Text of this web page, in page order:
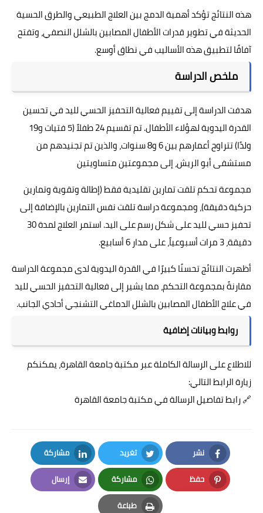
هذه النتائج تؤكد أهمية الدمج بين العلاج الطبيعي والطرق الحسية
الحديثة في تطوير قدرات الأطفال المصابين بالشلل النصفي، وتفتح
آفاقًا لتطبيق هذه الأساليب في نطاق أوسع.
ملخص الدراسة
هدفت الدراسة إلى تقييم فعالية التحفيز الحسي لليد في تحسين
القدرة اليدوية لهؤلاء الأطفال. تم تقسيم 24 طفلاً (5 فتيات و19
ولدًا) تتراوح أعمارهم بين 6 و8 سنوات، والذين تم تجنيدهم من
مستشفى أبو الريش، إلى مجموعتين متساويتين
مجموعة تحكم تلقت تمارين تقليدية فقط (إطالة وتقوية وتمارين
حركية دقيقة)، ومجموعة دراسة تلقت نفس التمارين بالإضافة إلى
تحفيز حسي لليد على شكل رسم على اليد. استمر العلاج لمدة 30
دقيقة، 3 مرات أسبوعياً، على مدار 6 أسابيع.
أظهرت النتائج تحسنًا كبيرًا في القدرة اليدوية لدى مجموعة الدراسة
مقارنةً بمجموعة التحكم، مما يشير إلى فعالية التحفيز الحسي لليد
في علاج الأطفال المصابين بالشلل الدماغي التشنجي أحادي الجانب.
روابط وبيانات إضافية
للاطلاع على الرسالة الكاملة عبر مكتبة جامعة القاهرة، يمكنكم
زيارة الرابط التالي:
🔗رابط تفاصيل الرسالة في مكتبة جامعة القاهرة
نشر
Facebook
تغريد
Twitter
مشاركة
LinkedIn
حفظ
Pinterest
مشاركة
Whatsapp
إرسال
Email
طباعة